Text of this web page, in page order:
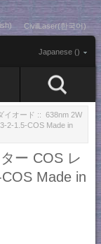
CivilLaser(한국어)
Japanese ()
イオード :: 638nm 2W
2-1.5-COS Made in
ー COS レ
Made in